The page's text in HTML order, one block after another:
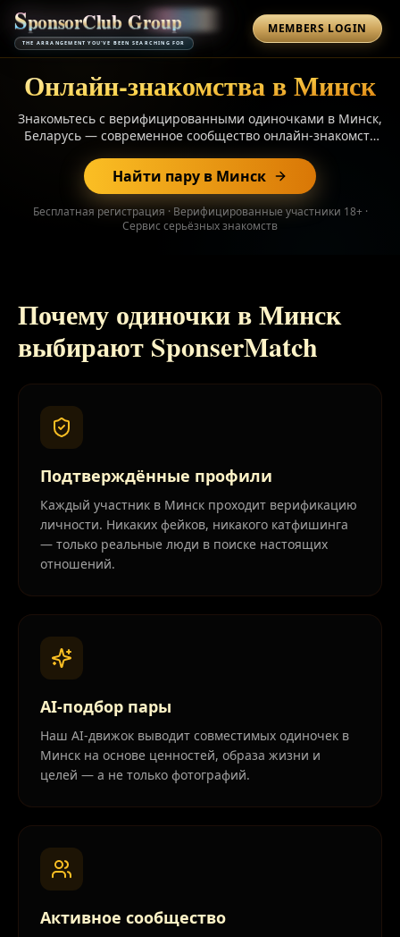
SponsorClub Group
THE ARRANGEMENT YOU'VE BEEN SEARCHING FOR
MEMBERS LOGIN
Онлайн-знакомства в Минск
Знакомьтесь с верифицированными одиночками в Минск,
Беларусь — современное сообщество онлайн-знакомств
Подтверждённые профили, AI-подбор совместимых пар,
защищённый чат. Регистрация бесплатна.
Найти пару в Минск
Бесплатная регистрация · Верифицированные участники 18+ ·
Сервис серьёзных знакомств
Почему одиночки в Минск
выбирают SponserMatch
Подтверждённые профили
Каждый участник в Минск проходит верификацию
личности. Никаких фейков, никакого катфишинга
— только реальные люди в поиске настоящих
отношений.
AI-подбор пары
Наш AI-движок выводит совместимых одиночек в
Минск на основе ценностей, образа жизни и
целей — а не только фотографий.
Активное сообщество